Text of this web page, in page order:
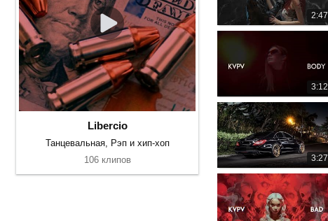
2:47
3:12
3:27
Libercio
Танцевальная, Рэп и хип-хоп
106 клипов